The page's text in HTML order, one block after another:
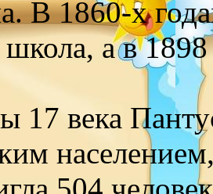
В 1860-х
школа, а в
17 века